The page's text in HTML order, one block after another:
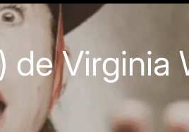
de Virginia